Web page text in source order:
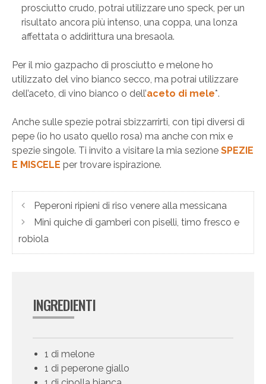
prosciutto crudo, potrai utilizzare uno speck, per un
risultato ancora più intenso, una coppa, una lonza
affettata o addirittura una bresaola.
Per il mio gazpacho di prosciutto e melone ho
utilizzato del vino bianco secco, ma potrai utilizzare
dell’aceto, di vino bianco o dell’aceto di mele*.
Anche sulle spezie potrai sbizzarrirti, con tipi diversi di
pepe (io ho usato quello rosa) ma anche con mix e
spezie singole. Ti invito a visitare la mia sezione SPEZIE
E MISCELE per trovare ispirazione.
Peperoni ripieni di riso venere alla messicana
Mini quiche di gamberi con piselli, timo fresco e
robiola
INGREDIENTI
1 di melone
1 di peperone giallo